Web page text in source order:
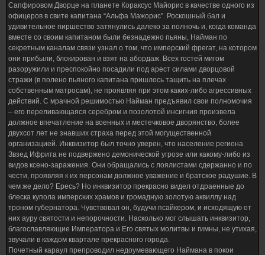
Сапфировом Дворце на планете Кораксус Майорис в качестве одного из
офицеров в свите капитана “Альфа Мажорис”. Роскошный бал и
удивительное пиршество затянулись далеко за полночь и, когда команда
вместе со своим капитаном были безнадежно пьяны, Найман по
секретным каналам связи узнал о том, что имперский фрегат, на котором
они прибыли, блокирован и взят на абордаж. Всех гостей мигом
разоружили и преспокойно посадили под арест силами дворцовой
стражи (в полено пьяного капитана пришлось тащить на плечах
собственным матросам), не проявляя при этом каких-либо агрессивных
действий. С мрачной решимостью Найман предъявил свои полномочия
– его переливающаяся серебром и позолотой инсигния произвела
должное впечатление на военных и местечковое дворянство, более
двухсот лет не знавших страха перед этой могущественной
организацией. Инквизитор был точно уверен, что население региона
Звзед Ифрита не подвержено демонической угрозе или какому-либо из
видов ксено-заражения. Они обращались с лоялистами сдержанно и по
чести, проявляя к их персонам должное уважение и братское радушие. В
чем же дело? Ересь? Но инквизитор прекрасно видел отдраенные до
блеска купола имперских храмов и громадную золотую аквиллу над
троном губернатора. Чувствовал он, будучи псайкером, и исходящую от
них ауру святости и непорочности. Насколько мог слышать инквизитор,
благославляющие Императора и Его святых молитвы и гимны, не утихая,
звучали в каждом квартале прекрасного города.
Почетный караул препроводил недоумевающего Наймана в покои